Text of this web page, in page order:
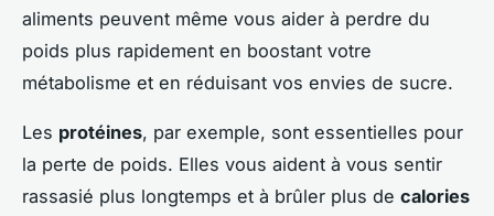
aliments peuvent même vous aider à perdre du
poids plus rapidement en boostant votre
métabolisme et en réduisant vos envies de sucre.
Les protéines, par exemple, sont essentielles pour
la perte de poids. Elles vous aident à vous sentir
rassasié plus longtemps et à brûler plus de calories